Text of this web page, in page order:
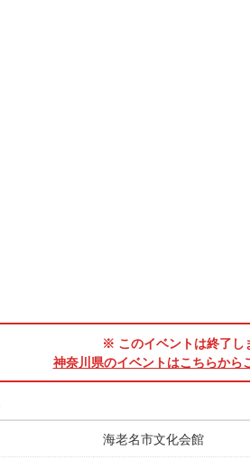
※ このイベントは終了し
神奈川県のイベントはこちらから
海老名市文化会館